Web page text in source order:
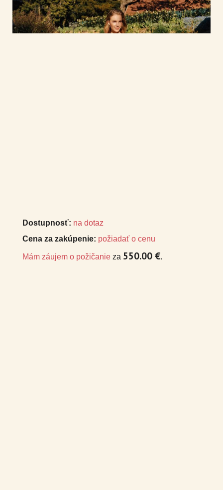
Dostupnosť: na dotaz
Cena za zakúpenie: požiadať o cenu
Mám záujem o požičanie za 550.00 €.